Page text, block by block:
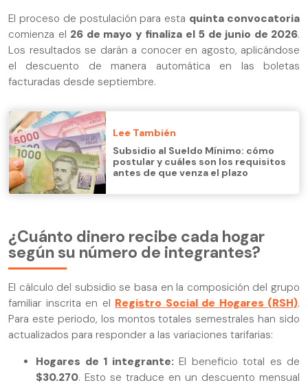
El proceso de postulación para esta quinta convocatoria
comienza el 26 de mayo y finaliza el 5 de junio de 2026.
Los resultados se darán a conocer en agosto, aplicándose
el descuento de manera automática en las boletas
facturadas desde septiembre.
Lee También
Subsidio al Sueldo Mínimo: cómo
postular y cuáles son los requisitos
antes de que venza el plazo
¿Cuánto dinero recibe cada hogar
según su número de integrantes?
El cálculo del subsidio se basa en la composición del grupo
familiar inscrita en el Registro Social de Hogares (RSH).
Para este periodo, los montos totales semestrales han sido
actualizados para responder a las variaciones tarifarias:
Hogares de 1 integrante:El beneficio total es de
$30.270. Esto se traduce en un descuento mensual